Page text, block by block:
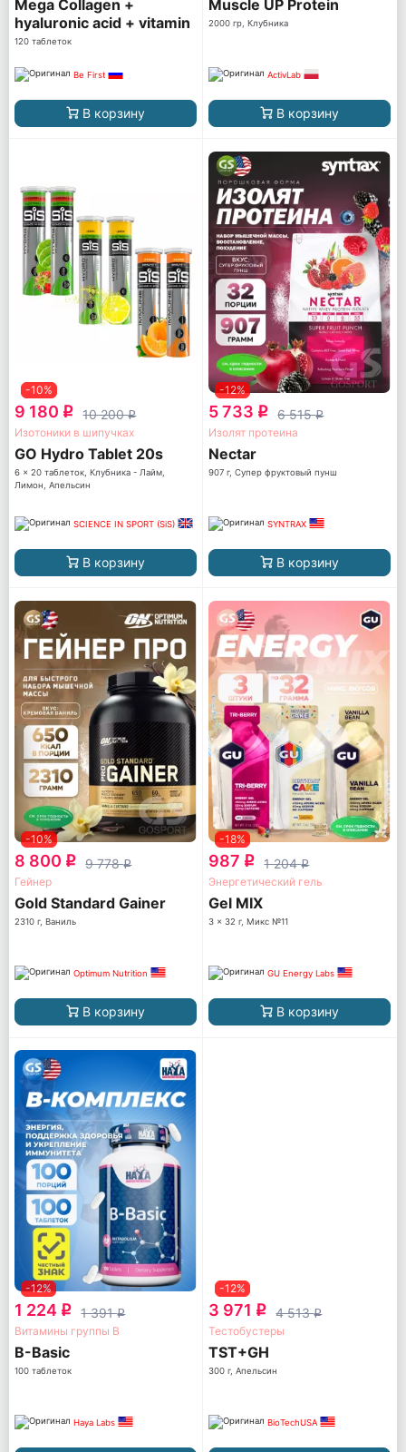
Mega Collagen +
hyaluronic acid + vitamin
C
120 таблеток
Be First
В корзину
Muscle UP Protein
2000 гр, Клубника
ActivLab
В корзину
-10%
9 180 q 10 200q
Изотоники в шипучках
GO Hydro Tablet 20s
6 x 20 таблеток, Клубника - Лайм,
Лимон, Апельсин
SCIENCE IN SPORT (SiS)
В корзину
-12%
5 733 q 6 515q
Изолят протеина
Nectar
907 г, Супер фруктовый пунш
SYNTRAX
В корзину
-10%
8 800 q 9 778q
Гейнер
Gold Standard Gainer
2310 г, Ваниль
Optimum Nutrition
В корзину
-18%
987 q 1 204q
Энергетический гель
Gel MIX
3 x 32 г, Микс №11
GU Energy Labs
В корзину
-12%
1 224 q 1 391q
Витамины группы B
B-Basic
100 таблеток
Haya Labs
-12%
3 971 q 4 513q
Тестобустеры
TST+GH
300 г, Апельсин
BioTechUSA